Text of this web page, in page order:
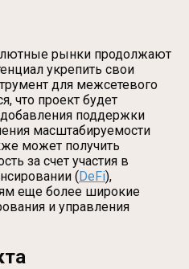
рынки продолжают
укрепить свои
для межсетевого
что проект будет
поддержки
масштабируемости
может получить
за счет участия в
(DeFi),
еще более широкие
и управления